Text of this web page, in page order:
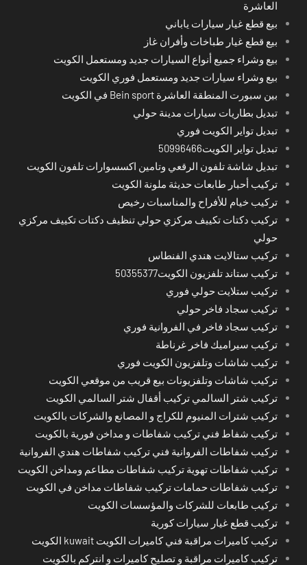
العاشرة
بيع قطع غيار سيارات ياباني
بيع قطع غيار طباخات وأفران غاز
بيع وشراء جميع أنواع السيارات جديد ومستعمل الكويت
بيع وشراء سيارات جديد ومستعمل فوري الكويت
بين سبورت المنطقة العاشرة Bein sport في الكويت
تبديل بطاريات سيارات مدينة حولي
تبديل تواير الكويت فوري
تبديل تواير الكويت50996466
تبديل شاشة تلفون الرقعي وتامين اكسسوارات تلفون الكويت
تركيب أحبار طابعات حديثة ملونة الكويت
تركيب خيام للأفراح والمناسبات رخيص
تركيب دكتات تكييف مركزي حولي تنظيف دكتات تكييف مركزي
حولي
تركيب ستالايت هندي الفنطاس
تركيب ستاند تلفزيون الكويت50355377
تركيب ستلايت حولي فوري
تركيب سجاد فاخر حولي
تركيب سجاد فاخر في الفروانية فوري
تركيب سيراميك فاخر غرناطة
تركيب شاشات وتلفزيون الكويت فوري
تركيب شاشات وتلفزيونات بيع قريب من موقعي الكويت
تركيب شتر السالمي تركيب أقفال شتر السالمي الكويت
تركيب شترات المنيوم للكراج و المصانع والشركات بالكويت
تركيب شفاط فني تركيب شفاطات و مداخن فورية بالكويت
تركيب شفاطات الفروانية فني تركيب شفاطات هندي الفروانية
تركيب شفاطات تهوية تركيب شفاطات مطاعم ومداخن الكويت
تركيب شفاطات حمامات تركيب شفاطات مداخن في الكويت
تركيب طابعات للشركات والمؤسسات الكويت
تركيب قطع غيار سيارات كورية
تركيب كاميرات مراقبة فني كاميرات الكويت kuwait الكويت
تركيب كاميرات مراقبة و تصليح كاميرات و انتركم بالكويت